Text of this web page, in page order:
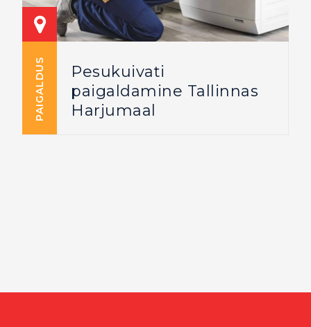
PAIGALDUS
Pesukuivati
paigaldamine Tallinnas
Harjumaal